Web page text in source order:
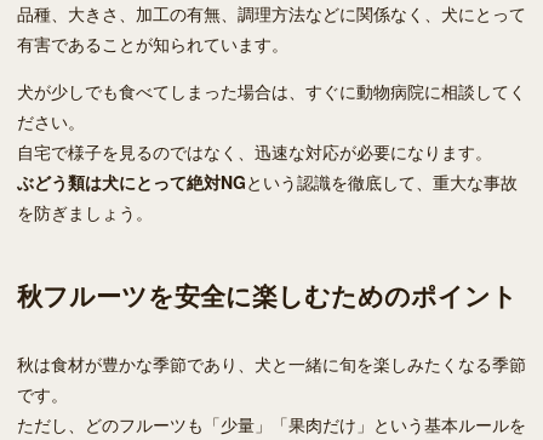
品種、大きさ、加工の有無、調理方法などに関係なく、犬にとって
有害であることが知られています。
犬が少しでも食べてしまった場合は、すぐに動物病院に相談してく
ださい。
自宅で様子を見るのではなく、迅速な対応が必要になります。
ぶどう類は犬にとって絶対NGという認識を徹底して、重大な事故
を防ぎましょう。
秋フルーツを安全に楽しむためのポイント
秋は食材が豊かな季節であり、犬と一緒に旬を楽しみたくなる季節
です。
ただし、どのフルーツも「少量」「果肉だけ」という基本ルールを